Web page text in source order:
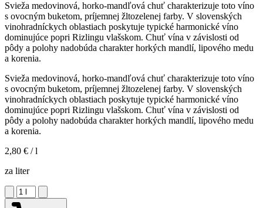
Svieža medovinová, horko-mandľová chuť charakterizuje toto víno
s ovocným buketom, príjemnej žltozelenej farby. V slovenských
vinohradníckych oblastiach poskytuje typické harmonické víno
dominujúce popri Rizlingu vlašskom. Chuť vína v závislosti od
pôdy a polohy nadobúda charakter horkých mandlí, lipového medu
a korenia.
Svieža medovinová, horko-mandľová chuť charakterizuje toto víno
s ovocným buketom, príjemnej žltozelenej farby. V slovenských
vinohradníckych oblastiach poskytuje typické harmonické víno
dominujúce popri Rizlingu vlašskom. Chuť vína v závislosti od
pôdy a polohy nadobúda charakter horkých mandlí, lipového medu
a korenia.
2,80 € / l
za liter